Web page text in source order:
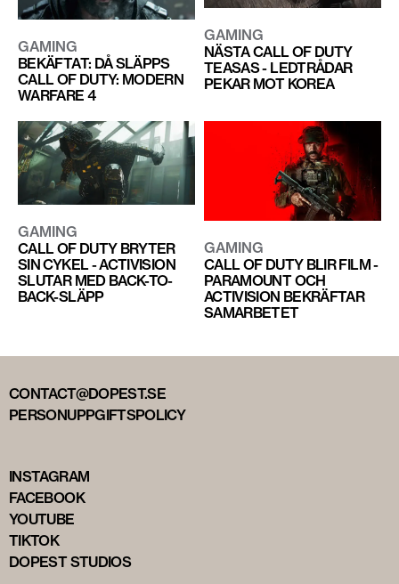
GAMING
BEKÄFTAT: DÅ SLÄPPS
CALL OF DUTY: MODERN
WARFARE 4
GAMING
NÄSTA CALL OF DUTY
TEASAS - LEDTRÅDAR
PEKAR MOT KOREA
GAMING
CALL OF DUTY BRYTER
SIN CYKEL - ACTIVISION
SLUTAR MED BACK-TO-
BACK-SLÄPP
GAMING
CALL OF DUTY BLIR FILM -
PARAMOUNT OCH
ACTIVISION BEKRÄFTAR
SAMARBETET
CONTACT@DOPEST.SE
PERSONUPPGIFTSPOLICY
INSTAGRAM
FACEBOOK
YOUTUBE
TIKTOK
DOPEST STUDIOS